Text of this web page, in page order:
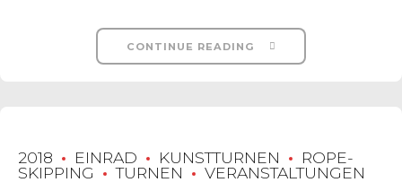
CONTINUE READING
2018 EINRAD KUNSTTURNEN
ROPE-
SKIPPING
TURNEN VERANSTALTUNGEN